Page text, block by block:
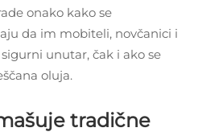
onako kako se
da im mobiteli, novčanici i
unutar, čak i ako se
oluja.
tradične